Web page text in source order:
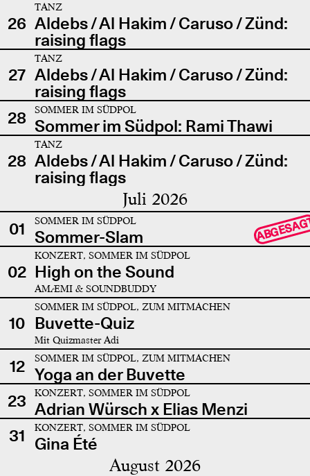
26
TANZ
Aldebs / Al Hakim / Caruso / Zünd:
raising flags
27
TANZ
Aldebs / Al Hakim / Caruso / Zünd:
raising flags
28
SOMMER IM SÜDPOL
Sommer im Südpol: Rami Thawi
28
TANZ
Aldebs / Al Hakim / Caruso / Zünd:
raising flags
Juli 2026
01 SOMMER IM SÜDPOL
Sommer-Slam
02
KONZERT, SOMMER IM SÜDPOL
High on the Sound
AMÆMI & SOUNDBUDDY
10
SOMMER IM SÜDPOL, ZUM MITMACHEN
Buvette-Quiz
Mit Quizmaster Adi
12 SOMMER IM SÜDPOL, ZUM MITMACHEN
Yoga an der Buvette
23
KONZERT, SOMMER IM SÜDPOL
Adrian Würsch x Elias Menzi
31
KONZERT, SOMMER IM SÜDPOL
Gina Été
August 2026